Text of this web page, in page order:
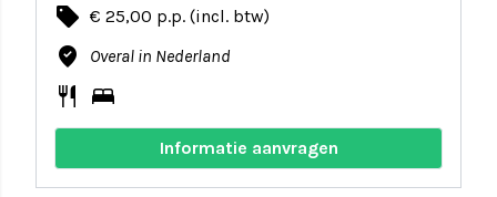
local_offer € 25,00 p.p. (incl. btw)
where_to_vote Overal in Nederland
restaurant bed
Informatie aanvragen